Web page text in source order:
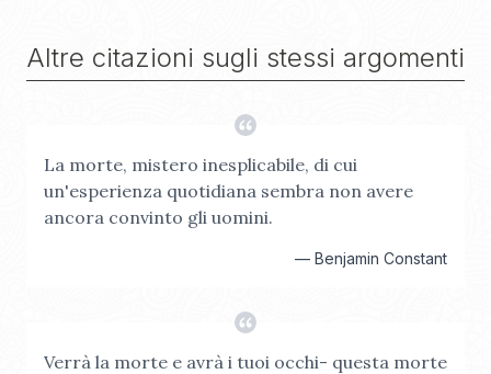
Altre citazioni sugli stessi argomenti
La morte, mistero inesplicabile, di cui
un'esperienza quotidiana sembra non avere
ancora convinto gli uomini.
— Benjamin Constant
Verrà la morte e avrà i tuoi occhi- questa morte